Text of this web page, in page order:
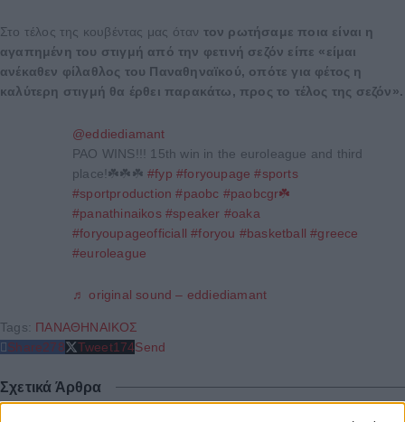
Στο τέλος της κουβέντας μας όταν τον ρωτήσαμε ποια είναι η
αγαπημένη του στιγμή από την φετινή σεζόν είπε «είμαι
ανέκαθεν φίλαθλος του Παναθηναϊκού, οπότε για φέτος η
καλύτερη στιγμή θα έρθει παρακάτω, προς το τέλος της σεζόν».
@eddiediamant
PAO WINS!!! 15th win in the euroleague and third
place!☘️☘️☘️ #fyp #foryoupage #sports
#sportproduction #paobc #paobcgr☘️
#panathinaikos #speaker #oaka
#foryoupageofficiall #foryou #basketball #greece
#euroleague
♬ original sound – eddiediamant
Tags: ΠΑΝΑΘΗΝΑΙΚΟΣ
Share278 Tweet174Send
Σχετικά Άρθρα